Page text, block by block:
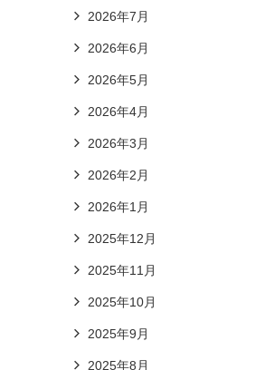
2026年7月
2026年6月
2026年5月
2026年4月
2026年3月
2026年2月
2026年1月
2025年12月
2025年11月
2025年10月
2025年9月
2025年8月